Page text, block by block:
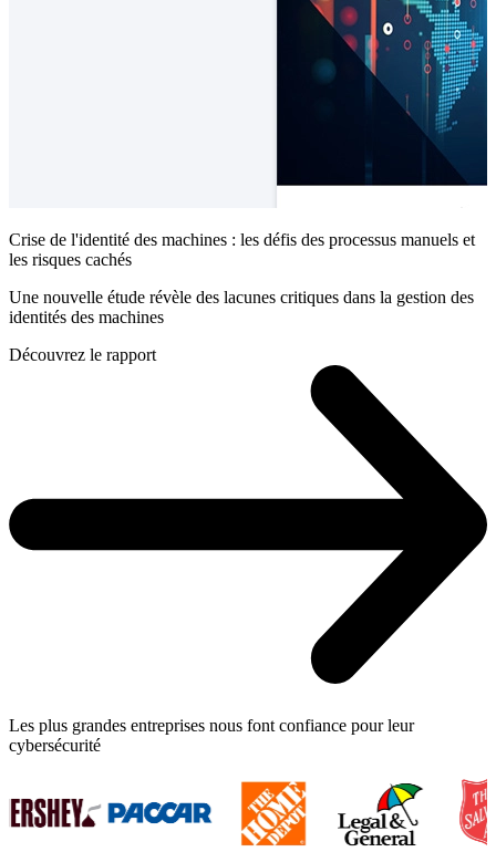
Crise de l'identité des machines : les défis des processus manuels et
les risques cachés
Une nouvelle étude révèle des lacunes critiques dans la gestion des
identités des machines
Découvrez le rapport
Les plus grandes entreprises nous font confiance pour leur
cybersécurité